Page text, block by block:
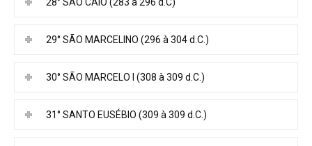
29° SÃO MARCELINO (296 à 304 d.C.)
30° SÃO MARCELO I (308 à 309 d.C.)
31° SANTO EUSÉBIO (309 à 309 d.C.)